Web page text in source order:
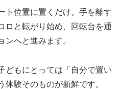
ト位置に置くだけ。手を離す
ロと転がり始め、回転台を通
ンへと進みます。
どもにとっては「自分で置い
験そのものが新鮮です。